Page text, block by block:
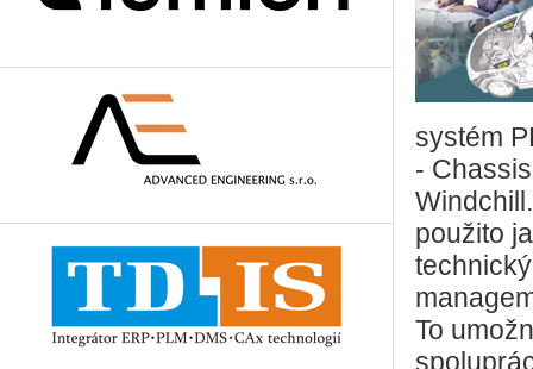
systém
-
použito
To